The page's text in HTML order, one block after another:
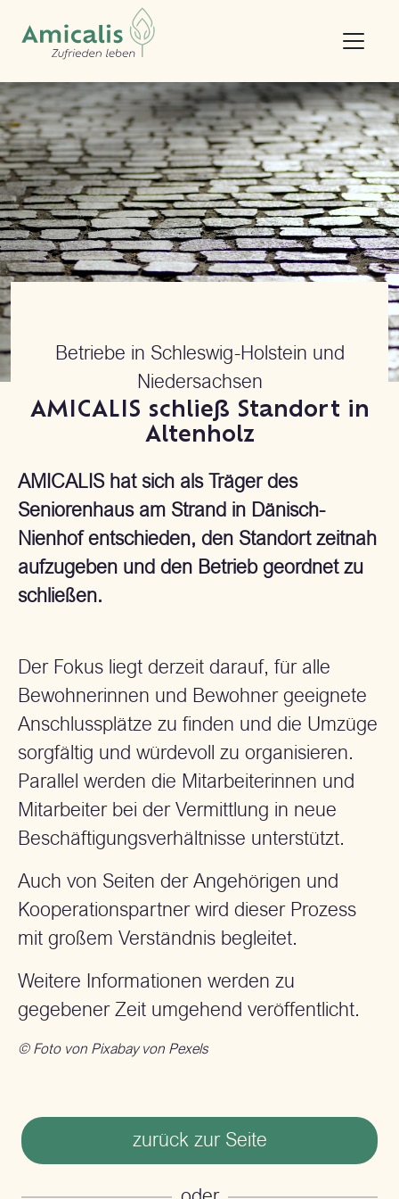
Betriebe in Schleswig-Holstein und
Niedersachsen
AMICALIS schließ Standort in
Altenholz
AMICALIS hat sich als Träger des
Seniorenhaus am Strand in Dänisch-
Nienhof entschieden, den Standort zeitnah
aufzugeben und den Betrieb geordnet zu
schließen.
Der Fokus liegt derzeit darauf, für alle
Bewohnerinnen und Bewohner geeignete
Anschlussplätze zu finden und die Umzüge
sorgfältig und würdevoll zu organisieren.
Parallel werden die Mitarbeiterinnen und
Mitarbeiter bei der Vermittlung in neue
Beschäftigungsverhältnisse unterstützt.
Auch von Seiten der Angehörigen und
Kooperationspartner wird dieser Prozess
mit großem Verständnis begleitet.
Weitere Informationen werden zu
gegebener Zeit umgehend veröffentlicht.
© Foto von Pixabay von Pexels
zurück zur Seite